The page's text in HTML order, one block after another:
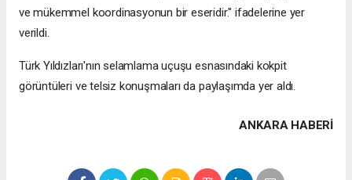
ve mükemmel koordinasyonun bir eseridir." ifadelerine yer
verildi.
Türk Yıldızları'nın selamlama uçuşu esnasındaki kokpit
görüntüleri ve telsiz konuşmaları da paylaşımda yer aldı.
ANKARA HABERİ